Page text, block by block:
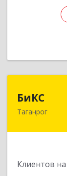
БиКС
Таганрог
Клиентов
347900,